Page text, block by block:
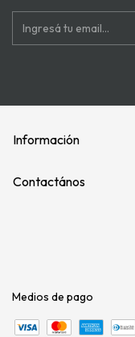
Información
Contactános
Medios de pago